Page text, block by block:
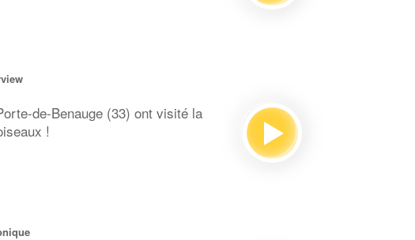
de-Benauge (33) ont visité la
!